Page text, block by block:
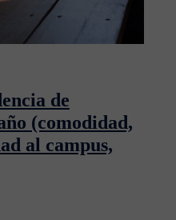
de
(comodidad,
al campus,